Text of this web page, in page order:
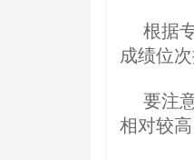
根据
成绩位
要注
相对较